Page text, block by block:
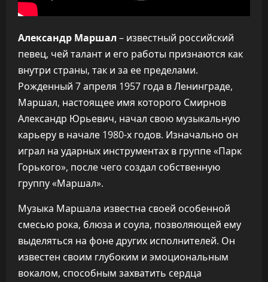
Александр Маршал – известный российский
певец, чей талант и его работы признаются как
внутри страны, так и за ее пределами.
Рожденный 7 апреля 1957 года в Ленинграде,
Маршал, настоящее имя которого Смирнов
Александр Юрьевич, начал свою музыкальную
карьеру в начале 1980-х годов. Изначально он
играл на ударных инструментах в группе «Парк
Горького», после чего создал собственную
группу «Маршал».
Музыка Маршала известна своей особенной
смесью рока, блюза и соула, позволяющей ему
выделяться на фоне других исполнителей. Он
известен своим глубоким и эмоциональным
вокалом, способным захватить сердца